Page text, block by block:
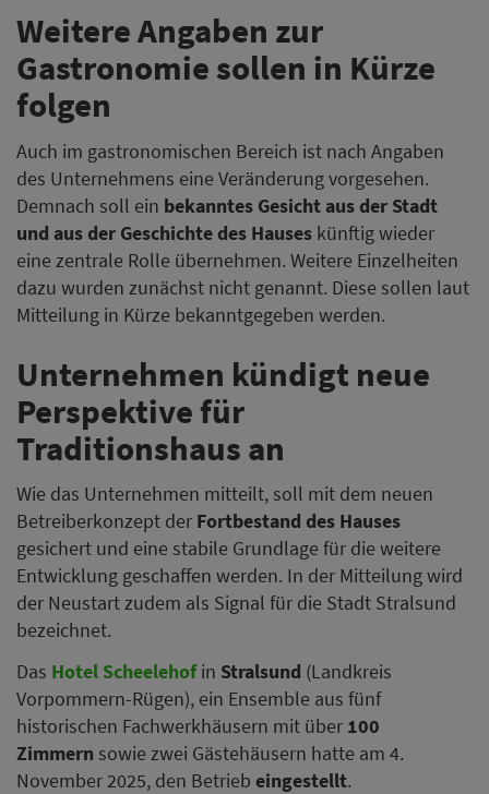
Weitere Angaben zur
Gastronomie sollen in Kürze
folgen
Auch im gastronomischen Bereich ist nach Angaben
des Unternehmens eine Veränderung vorgesehen.
Demnach soll ein bekanntes Gesicht aus der Stadt
und aus der Geschichte des Hauses künftig wieder
eine zentrale Rolle übernehmen. Weitere Einzelheiten
dazu wurden zunächst nicht genannt. Diese sollen laut
Mitteilung in Kürze bekanntgegeben werden.
Unternehmen kündigt neue
Perspektive für
Traditionshaus an
Wie das Unternehmen mitteilt, soll mit dem neuen
Betreiberkonzept der Fortbestand des Hauses
gesichert und eine stabile Grundlage für die weitere
Entwicklung geschaffen werden. In der Mitteilung wird
der Neustart zudem als Signal für die Stadt Stralsund
bezeichnet.
Das Hotel Scheelehofin Stralsund (Landkreis
Vorpommern-Rügen), ein Ensemble aus fünf
historischen Fachwerkhäusern mit über 100
Zimmern sowie zwei Gästehäusern hatte am 4.
November 2025, den Betrieb eingestellt.